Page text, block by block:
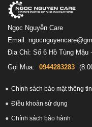
Ngọc Nguyễn Care
Email:
Địa Chỉ: Số 6 Hồ Tùng Mậu
Gọi Mua:
0944283283
Chính sách bảo mật thông tin
Điều khoản sử dụng
Chính sách bảo hành